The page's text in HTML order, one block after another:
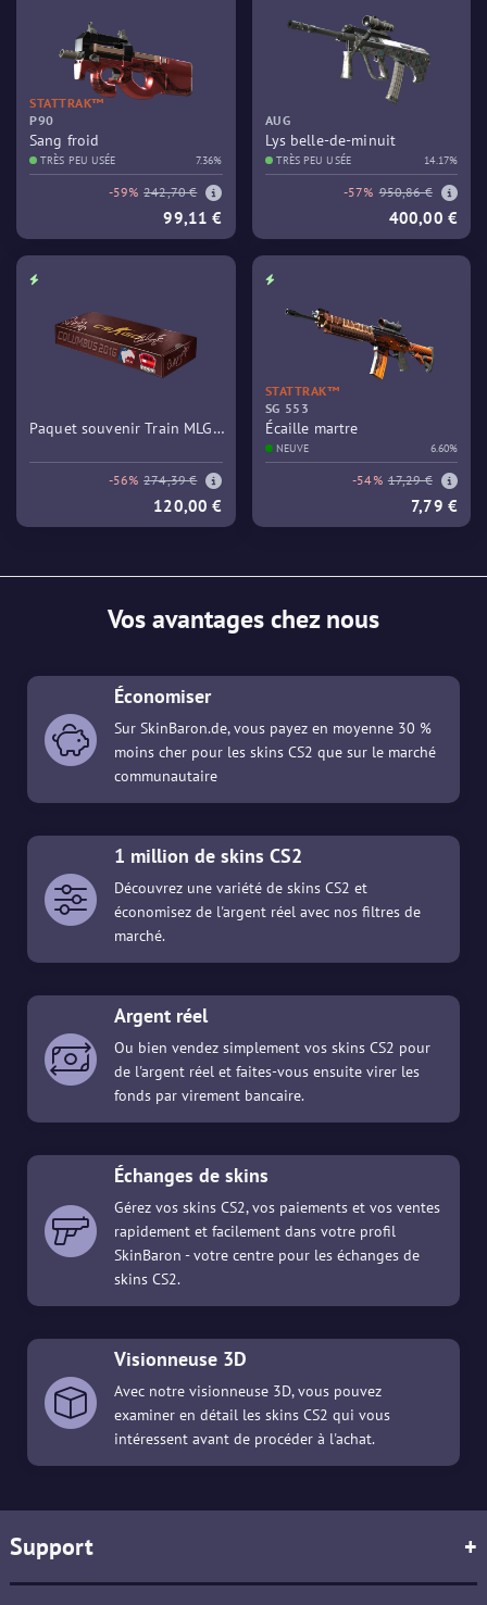
STATTRAK™
P90
Sang froid
TRÈS PEU USÉE 7.36%
-59% 242,70 €
99,11 €
AUG
Lys belle-de-minuit
TRÈS PEU USÉE 14.17%
-57% 950,86 €
400,00 €
Paquet souvenir Train MLG
-56% 274,39 €
120,00 €
STATTRAK™
SG 553
Écaille martre
NEUVE 6.60%
-54% 17,29 €
7,79 €
Vos avantages chez nous
Économiser
Sur SkinBaron.de, vous payez en moyenne 30 %
moins cher pour les skins CS2 que sur le marché
communautaire
1 million de skins CS2
Découvrez une variété de skins CS2 et
économisez de l'argent réel avec nos filtres de
marché.
Argent réel
Ou bien vendez simplement vos skins CS2 pour
de l'argent réel et faites-vous ensuite virer les
fonds par virement bancaire.
Échanges de skins
Gérez vos skins CS2, vos paiements et vos ventes
rapidement et facilement dans votre profil
SkinBaron - votre centre pour les échanges de
skins CS2.
Visionneuse 3D
Avec notre visionneuse 3D, vous pouvez
examiner en détail les skins CS2 qui vous
intéressent avant de procéder à l'achat.
Support +